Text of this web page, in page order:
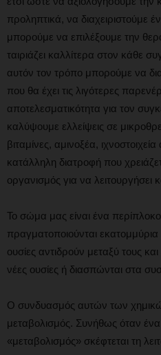
προληπτικά, να διαχειριστούμε
μπορούμε να επιλέξουμε την
ταιριάζει καλλίτερα στον κάθε
αυτόν τον τρόπο μπορούμε να
που θα έχει τις λιγότερες
αποτελεσματικότητα για τον
καλύψουμε ελλείψεις σε
βιταμίνες, αμινοξέα,
κατάλληλη διατροφή που
οργανισμός για να λειτουργήσει
Το σώμα μας είναι ένα
πραγματοποιούνται εκατομμύρια
ουσίες αντιδρούν μεταξύ τους
νέες ουσίες ή διασπώνται στα
Ο συνδυασμός αυτών των
μεταβολισμός. Συνήθως όταν ένα
«μεταβολισμός» σκέφτεται τη